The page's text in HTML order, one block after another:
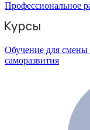
Профессиональное
Обучение для смены
саморазвития